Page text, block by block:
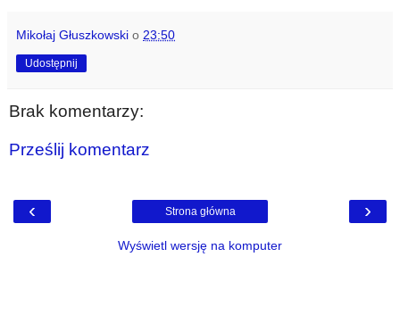
Mikołaj Głuszkowski o 23:50
Udostępnij
Brak komentarzy:
Prześlij komentarz
‹ ›
Strona główna
Wyświetl wersję na komputer